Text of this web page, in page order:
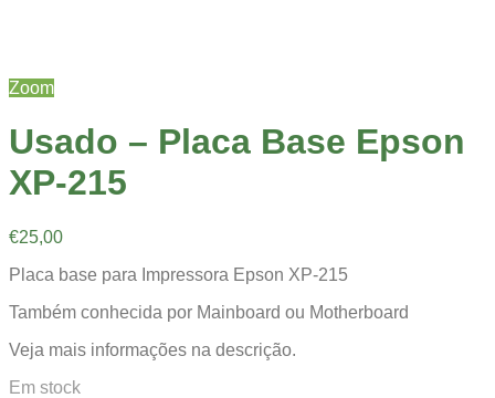
Zoom
Usado – Placa Base Epson
XP-215
€25,00
Placa base para Impressora Epson XP-215
Também conhecida por Mainboard ou Motherboard
Veja mais informações na descrição.
Em stock